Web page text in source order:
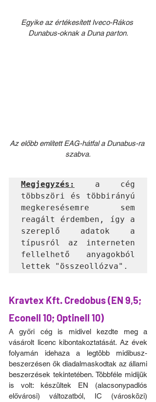
Egyike az értékesített Iveco-Rákos
Dunabus-oknak a Duna parton.
Az előbb említett EAG-hátfal a Dunabus-ra
szabva.
Megjegyzés:
a cég
többszöri és többirányú
megkeresésemre sem
reagált érdemben, így a
szereplő adatok a
típusról az interneten
fellelhető anyagokból
lettek "összeollózva".
Kravtex Kft. Credobus (EN 9,5;
Econell 10; Optinell 10)
A győri cég is midivel kezdte meg a
vásárolt licenc kibontakoztatását. Az évek
folyamán idehaza a legtöbb midibusz-
beszerzésen ők diadalmaskodtak az állami
beszerzések tekintetében. Többféle midijük
is volt: készültek EN (alacsonypadlós
elővárosi) változatból, IC (városközi)